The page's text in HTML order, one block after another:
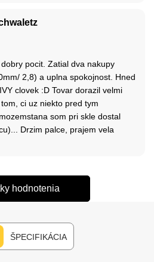
pocit. Zatial dva nakupy
2,8) a uplna spokojnost. Hned
clovek :D Tovar dorazil velmi
ci uz niekto pred tym
som pri skle dostal
Drzim palce, prajem vela
hodnotenia
ŠPECIFIKÁCIA